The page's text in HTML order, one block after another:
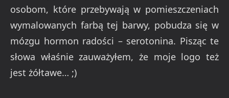
osobom, które przebywają w pomieszczeniach
wymalowanych farbą tej barwy, pobudza się w
mózgu hormon radości – serotonina. Pisząc te
słowa właśnie zauważyłem, że moje logo też
jest żółtawe… ;)